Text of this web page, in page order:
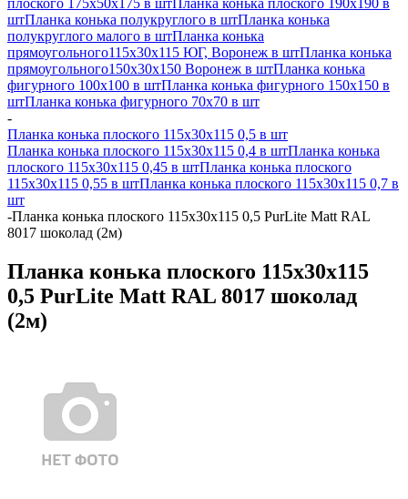
плоского 175х50х175 в штПланка конька плоского 190х190 в
штПланка конька полукруглого в штПланка конька
полукруглого малого в штПланка конька
прямоугольного115х30х115 ЮГ, Воронеж в штПланка конька
прямоугольного150х30х150 Воронеж в штПланка конька
фигурного 100x100 в штПланка конька фигурного 150x150 в
штПланка конька фигурного 70x70 в шт
-
Планка конька плоского 115х30х115 0,5 в шт
Планка конька плоского 115х30х115 0,4 в штПланка конька
плоского 115х30х115 0,45 в штПланка конька плоского
115х30х115 0,55 в штПланка конька плоского 115х30х115 0,7 в
шт
-Планка конька плоского 115х30х115 0,5 PurLite Matt RAL
8017 шоколад (2м)
Планка конька плоского 115х30х115
0,5 PurLite Matt RAL 8017 шоколад
(2м)